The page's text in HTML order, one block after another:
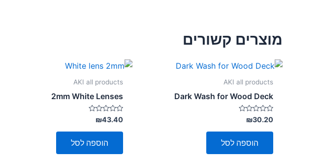
מוצרים קשורים
AKI all products
Dark Wash for Wood Deck
דורג
0
מתוך
₪30.20
הוספה לסל
AKI all products
2mm White Lenses
דורג
0
מתוך
₪43.40
הוספה לסל